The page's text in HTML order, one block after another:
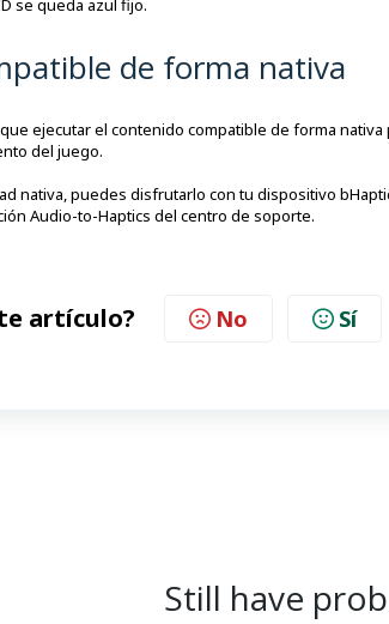
se queda azul fijo.
de forma nativa
ejecutar el contenido compatible de forma
del juego.
nativa, puedes disfrutarlo con tu dispositivo
Audio-to-Haptics del centro de soporte.
artículo? No Sí
Still have